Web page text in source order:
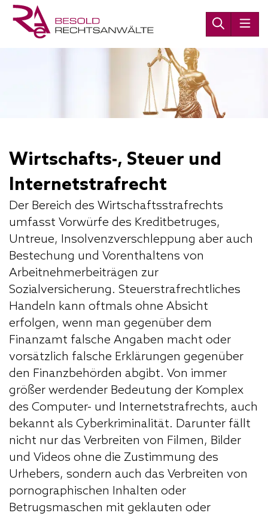
Wirtschafts-, Steuer und
Internetstrafrecht
Der Bereich des Wirtschaftsstrafrechts
umfasst Vorwürfe des Kreditbetruges,
Untreue, Insolvenzverschleppung aber auch
Bestechung und Vorenthaltens von
Arbeitnehmerbeiträgen zur
Sozialversicherung. Steuerstrafrechtliches
Handeln kann oftmals ohne Absicht
erfolgen, wenn man gegenüber dem
Finanzamt falsche Angaben macht oder
vorsätzlich falsche Erklärungen gegenüber
den Finanzbehörden abgibt. Von immer
größer werdender Bedeutung der Komplex
des Computer- und Internetstrafrechts, auch
bekannt als Cyberkriminalität. Darunter fällt
nicht nur das Verbreiten von Filmen, Bilder
und Videos ohne die Zustimmung des
Urhebers, sondern auch das Verbreiten von
pornographischen Inhalten oder
Betrugsmaschen mit geklauten oder